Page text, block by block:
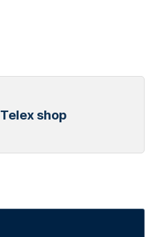
Telex shop